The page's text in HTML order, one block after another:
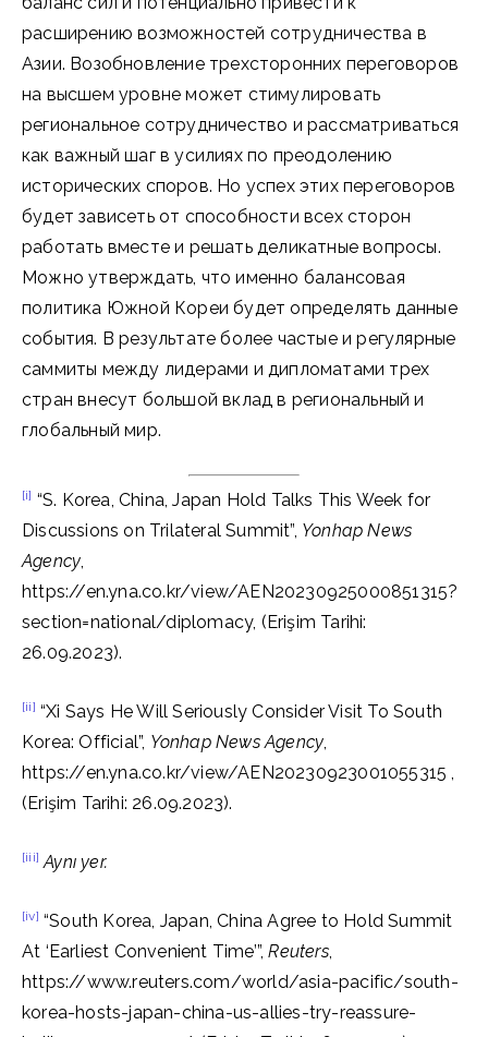
расширению возможностей сотрудничества в
Азии. Возобновление трехсторонних переговоров
на высшем уровне может стимулировать
региональное сотрудничество и рассматриваться
как важный шаг в усилиях по преодолению
исторических споров. Но успех этих переговоров
будет зависеть от способности всех сторон
работать вместе и решать деликатные вопросы.
Можно утверждать, что именно балансовая
политика Южной Кореи будет определять данные
события. В результате более частые и регулярные
саммиты между лидерами и дипломатами трех
стран внесут большой вклад в региональный и
глобальный мир.
[i] “S. Korea, China, Japan Hold Talks This Week for
Discussions on Trilateral Summit”, Yonhap News
Agency,
https://en.yna.co.kr/view/AEN20230925000851315?
section=national/diplomacy, (Erişim Tarihi:
26.09.2023).
[ii] “Xi Says He Will Seriously Consider Visit To South
Korea: Official”, Yonhap News Agency,
https://en.yna.co.kr/view/AEN20230923001055315 ,
(Erişim Tarihi: 26.09.2023).
[iii] Aynı yer.
[iv] “South Korea, Japan, China Agree to Hold Summit
At ‘Earliest Convenient Time’”,Reuters,
https://www.reuters.com/world/asia-pacific/south-
korea-hosts-japan-china-us-allies-try-reassure-